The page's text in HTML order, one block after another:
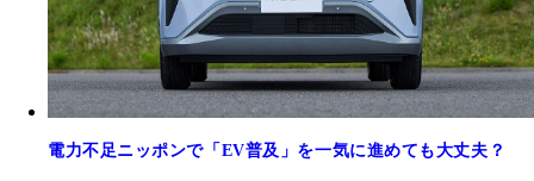
電力不足ニッポンで「EV普及」を一気に進めても大丈夫？